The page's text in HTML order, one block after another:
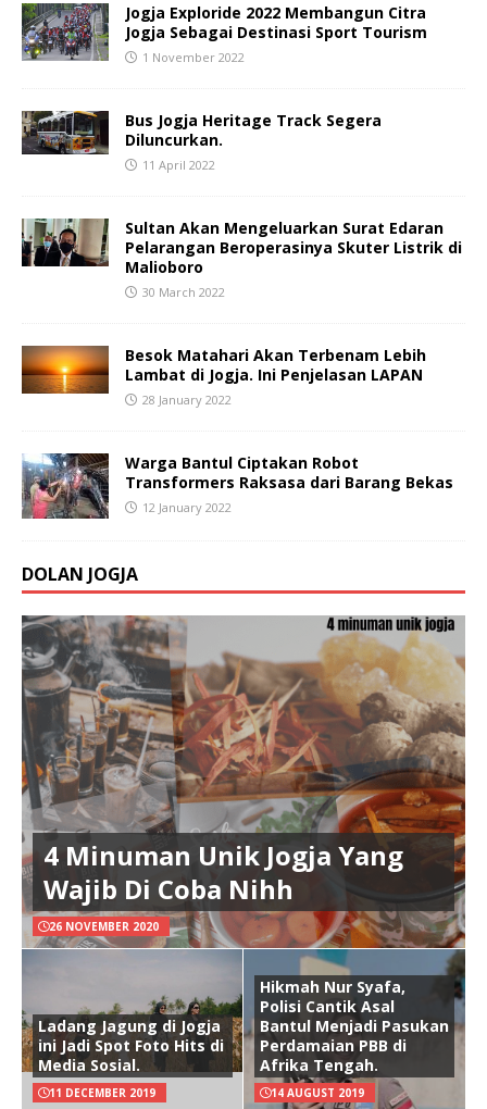
Jogja Exploride 2022 Membangun Citra
Jogja Sebagai Destinasi Sport Tourism
1 November 2022
Bus Jogja Heritage Track Segera
Diluncurkan.
11 April 2022
Sultan Akan Mengeluarkan Surat Edaran
Pelarangan Beroperasinya Skuter Listrik di
Malioboro
30 March 2022
Besok Matahari Akan Terbenam Lebih
Lambat di Jogja. Ini Penjelasan LAPAN
28 January 2022
Warga Bantul Ciptakan Robot
Transformers Raksasa dari Barang Bekas
12 January 2022
DOLAN JOGJA
4 Minuman Unik Jogja Yang
Wajib Di Coba Nihh
26 NOVEMBER 2020
Ladang Jagung di Jogja
ini Jadi Spot Foto Hits di
Media Sosial.
11 DECEMBER 2019
Hikmah Nur Syafa,
Polisi Cantik Asal
Bantul Menjadi Pasukan
Perdamaian PBB di
Afrika Tengah.
14 AUGUST 2019